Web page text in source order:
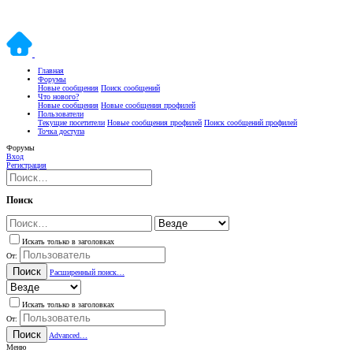
Главная
Форумы
Новые сообщения Поиск сообщений
Что нового?
Новые сообщения Новые сообщения профилей
Пользователи
Текущие посетители Новые сообщения профилей Поиск сообщений профилей
Точка доступа
Форумы
Вход
Регистрация
Поиск
Искать только в заголовках
От:
Поиск Расширенный поиск…
Искать только в заголовках
От:
Поиск
Advanced…
Меню